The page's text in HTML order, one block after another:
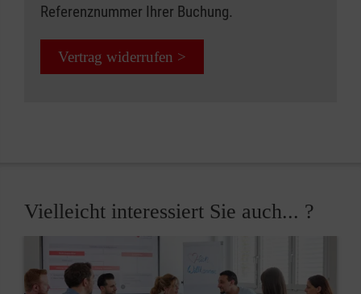
Referenznummer Ihrer Buchung.
Vertrag widerrufen >
Vielleicht interessiert Sie auch... ?